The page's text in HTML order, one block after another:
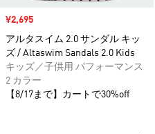
セール価格
¥2,695
アルタスイム 2.0 サンダル キッ
ズ / Altaswim Sandals 2.0 Kids
キッズ／子供用 パフォーマンス
2 カラー
【8/17まで】カートで30%off